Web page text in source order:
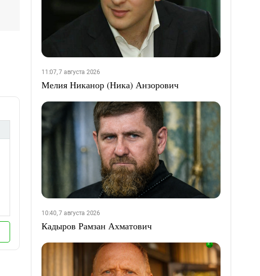
11:07, 7 августа 2026
Мелия Никанор (Ника) Анзорович
10:40, 7 августа 2026
Кадыров Рамзан Ахматович